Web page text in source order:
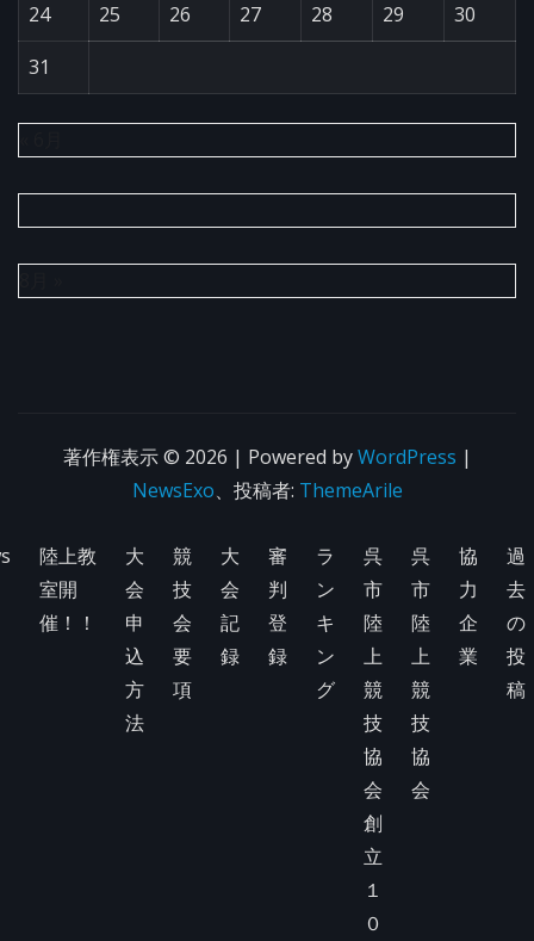
24
25 26 27 28 29
30
31
著作権表示 © 2026 | Powered byWordPress |
NewsExo、投稿者: ThemeArile
陸上教
室開
催！！
大
会
申
込
方
法
競
技
会
要
項
大
会
記
録
審
判
登
録
ラ
ン
キ
ン
グ
呉
市
陸
上
競
技
協
会
創
立
１
０
呉
市
陸
上
競
技
協
会
協
力
企
業
過
去
の
投
稿